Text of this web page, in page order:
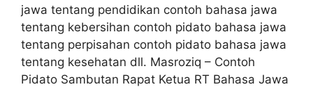
jawa tentang pendidikan contoh bahasa jawa
tentang kebersihan contoh pidato bahasa jawa
tentang perpisahan contoh pidato bahasa jawa
tentang kesehatan dll. Masroziq – Contoh
Pidato Sambutan Rapat Ketua RT Bahasa Jawa